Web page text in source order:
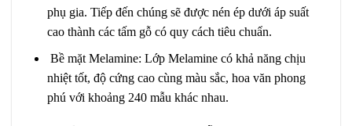
phụ gia. Tiếp đến chúng sẽ được nén ép dưới áp suất
cao thành các tấm gỗ có quy cách tiêu chuẩn.
Bề mặt Melamine: Lớp Melamine có khả năng chịu
nhiệt tốt, độ cứng cao cùng màu sắc, hoa văn phong
phú với khoảng 240 mẫu khác nhau.